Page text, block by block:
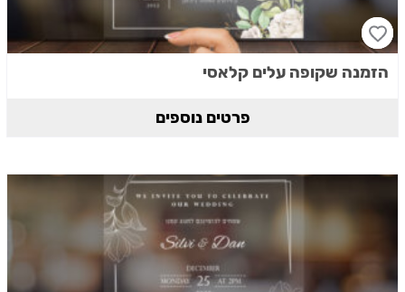
הזמנה שקופה עלים קלאסי
פרטים נוספים